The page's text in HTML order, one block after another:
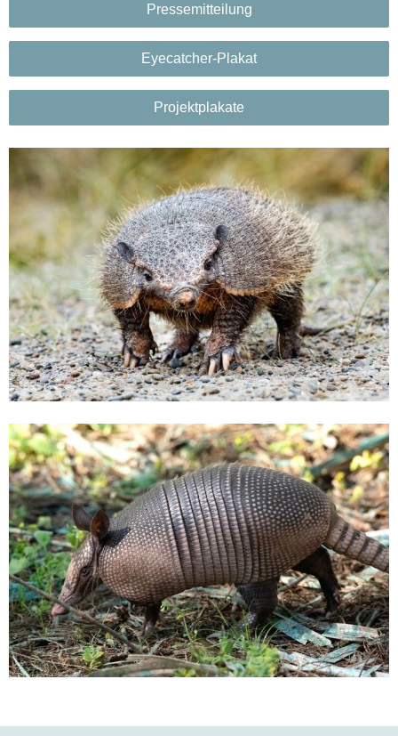
Pressemitteilung
Eyecatcher-Plakat
Projektplakate